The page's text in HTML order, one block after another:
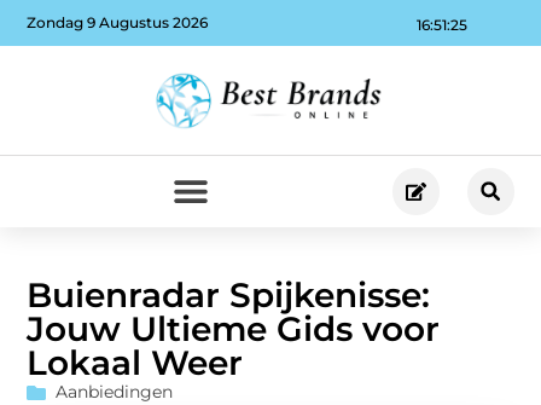
16:51:26
Zondag 9 Augustus 2026
Buienradar Spijkenisse:
Jouw Ultieme Gids voor
Lokaal Weer
Aanbiedingen